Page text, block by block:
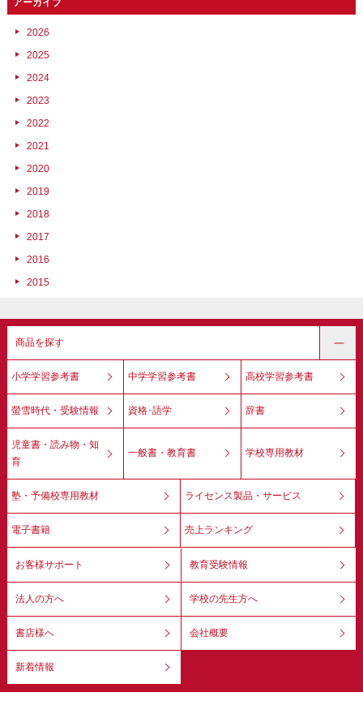
2026
2025
2024
2023
2022
2021
2020
2019
2018
2017
2016
2015
商品を探す
小学学習参考書 中学学習参考書 高校学習参考書
螢雪時代・受験情報 資格･語学 辞書
児童書・読み物・知
育
一般書・教育書 学校専用教材
塾・予備校専用教材 ライセンス製品・サービス
電子書籍 売上ランキング
お客様サポート 教育受験情報
法人の方へ 学校の先生方へ
書店様へ 会社概要
新着情報